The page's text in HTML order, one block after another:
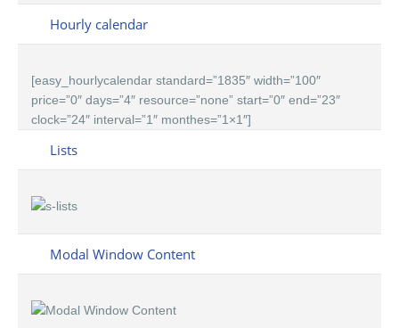
Hourly calendar
[easy_hourlycalendar standard=”1835″ width=”100″
price=”0″ days=”4″ resource=”none” start=”0″ end=”23″
clock=”24″ interval=”1″ monthes=”1×1″]
Lists
Modal Window Content